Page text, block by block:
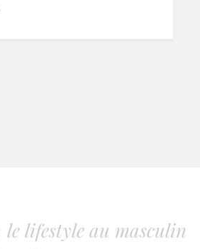
le lifestyle au masculin